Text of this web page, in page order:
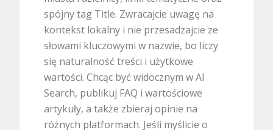
spójny tag Title. Zwracajcie uwagę na
kontekst lokalny i nie przesadzajcie ze
słowami kluczowymi w nazwie, bo liczy
się naturalność treści i użytkowe
wartości. Chcąc być widocznym w AI
Search, publikuj FAQ i wartościowe
artykuły, a także zbieraj opinie na
różnych platformach. Jeśli myślicie o